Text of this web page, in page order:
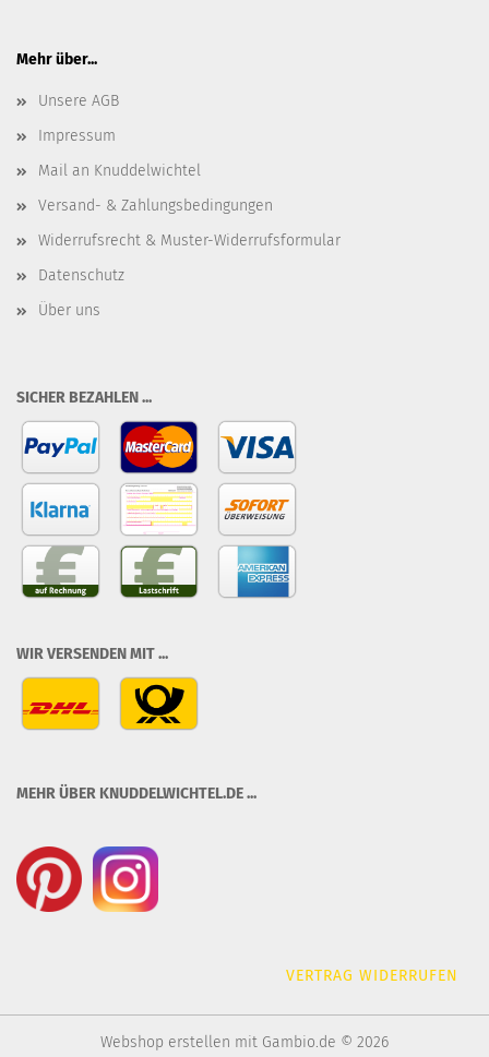
Mehr über...
Unsere AGB
Impressum
Mail an Knuddelwichtel
Versand- & Zahlungsbedingungen
Widerrufsrecht & Muster-Widerrufsformular
Datenschutz
Über uns
SICHER BEZAHLEN ...
WIR VERSENDEN MIT ...
MEHR ÜBER KNUDDELWICHTEL.DE ...
VERTRAG WIDERRUFEN
Webshop erstellen mit Gambio.de © 2026